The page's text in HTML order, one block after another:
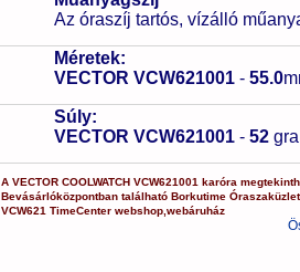
Az óraszíj tartós, vízálló
Méretek:
VECTOR VCW621001 - 55.0
Súly:
VECTOR VCW621001 - 52
AVECTOR COOLWATCH VCW621001 karóra
Bevásárlóközpontban található Borkutime
VCW621 TimeCenter webshop ,webáruház